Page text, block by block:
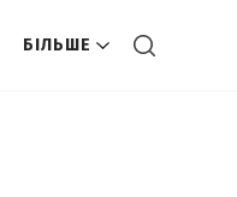
БІЛЬШЕ